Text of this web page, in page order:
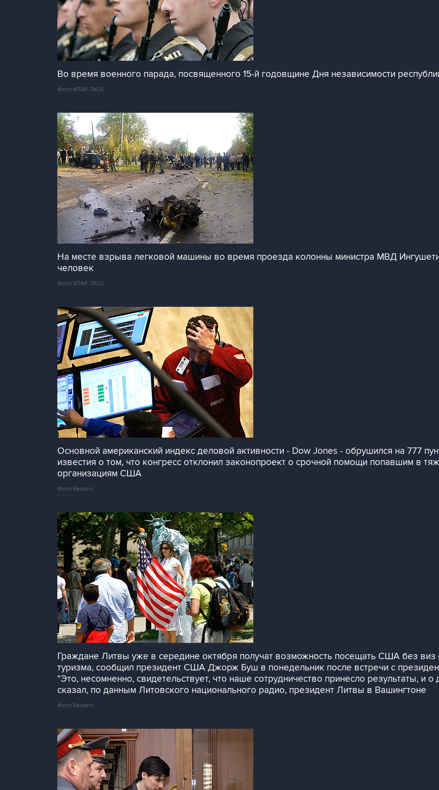
Во время военного парада, посвященного 15-й годовщине Дня независимости
Фото ИТАР-ТАСС
На месте взрыва легковой машины во время проезда колонны министра МВД
человек
Фото ИТАР-ТАСС
Основной американский индекс деловой активности - Dow Jones - обрушился на 777
известия о том, что конгресс отклонил законопроект о срочной помощи попавшим в
организациям США
Фото Reuters
Граждане Литвы уже в середине октября получат возможность посещать США без виз
туризма, сообщил президент США Джорж Буш в понедельник после встречи с
"Это, несомненно, свидетельствует, что наше сотрудничество принесло результаты, и
сказал, по данным Литовского национального радио, президент Литвы в Вашингтоне
Фото Reuters